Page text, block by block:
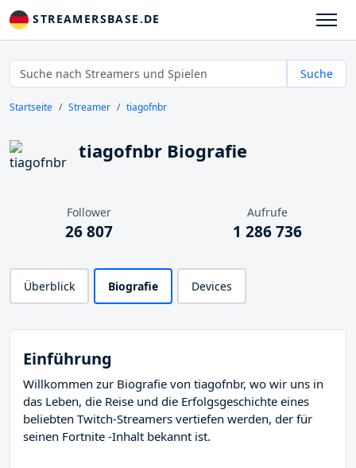
STREAMERSBASE.DE
Suche
Startseite Streamer tiagofnbr
tiagofnbr Biografie
Follower
26 807
Aufrufe
1 286 736
Überblick Biografie Devices
Einführung
Willkommen zur Biografie von tiagofnbr, wo wir uns in
das Leben, die Reise und die Erfolgsgeschichte eines
beliebten Twitch-Streamers vertiefen werden, der für
seinen Fortnite -Inhalt bekannt ist.